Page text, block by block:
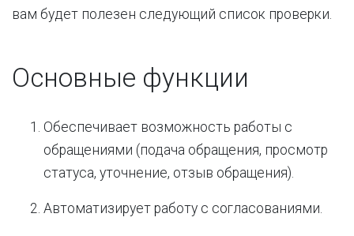
вам будет полезен следующий список проверки.
Основные функции
Обеспечивает возможность работы с
обращениями (подача обращения, просмотр
статуса, уточнение, отзыв обращения).
Автоматизирует работу с согласованиями.